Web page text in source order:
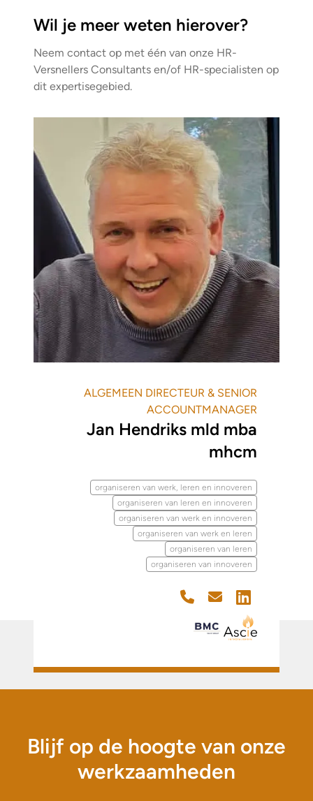
Wil je meer weten hierover?
Neem contact op met één van onze HR-
Versnellers Consultants en/of HR-specialisten op
dit expertisegebied.
Jan Hendriks mld mba
mhcm
ALGEMEEN DIRECTEUR & SENIOR
ACCOUNTMANAGER
organiseren van werk, leren en innoveren
organiseren van leren en innoveren
organiseren van werk en innoveren
organiseren van werk en leren
organiseren van leren
organiseren van innoveren
Blijf op de hoogte van onze
werkzaamheden